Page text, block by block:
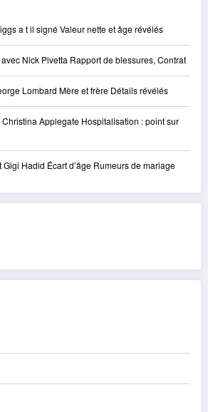
a t il signé Valeur nette et âge révélés
Nick Pivetta Rapport de blessures, Contrat
Lombard Mère et frère Détails révélés
Applegate Hospitalisation : point sur
Hadid Écart d’âge Rumeurs de mariage